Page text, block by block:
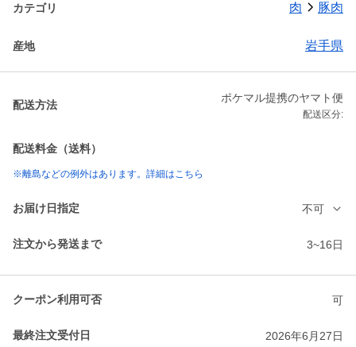
カテゴリ 肉 豚肉
産地 岩手県
配送方法
ポケマル提携のヤマト便
配送区分:
配送料金（送料）
※離島などの例外はあります。詳細はこちら
お届け日指定 不可
注文から発送まで 3~16日
クーポン利用可否 可
最終注文受付日 2026年6月27日